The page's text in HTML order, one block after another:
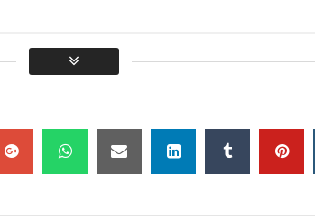
av sefardiska sånger
KUDURO ÄR